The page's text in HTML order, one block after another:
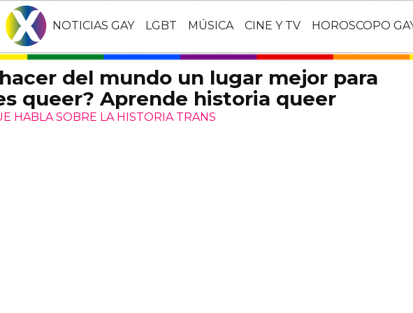
NOTICIAS GAY LGBT MÚSICA CINE Y TV HOROSCOPO
del mundo un lugar mejor para
queer? Aprende historia queer
HABLA SOBRE LA HISTORIA TRANS